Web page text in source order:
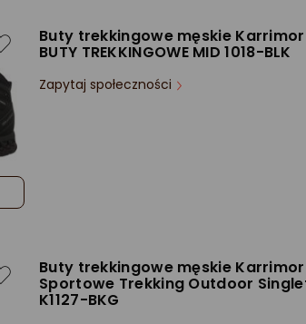
Buty trekkingowe męskie Karrimor
BUTY TREKKINGOWE MID 1018-BLK
Zapytaj społeczności
Buty trekkingowe męskie Karrimor
Sportowe Trekking Outdoor
K1127-BKG